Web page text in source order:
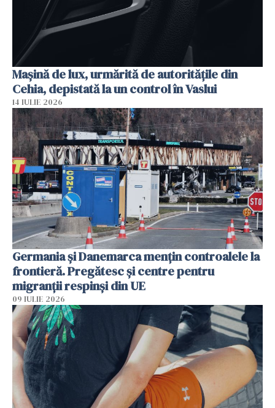
Mașină de lux, urmărită de autoritățile din
Cehia, depistată la un control în Vaslui
14 IULIE 2026
Germania și Danemarca mențin controalele la
frontieră. Pregătesc și centre pentru
migranții respinși din UE
09 IULIE 2026